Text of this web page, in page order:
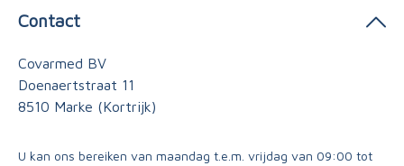
Contact
Covarmed BV
Doenaertstraat 11
8510 Marke (Kortrijk)
U kan ons bereiken van maandag t.e.m. vrijdag van 09:00 tot